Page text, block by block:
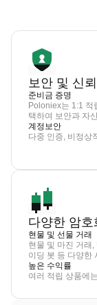
보안 및 신
준비금 증명
Poloniex는 1:1 적
택하여 보안과 자
계정보안
다중 인증, 비정상
다양한 암호
현물 및 선물 거래
현물 및 마진 거래
이딩 봇 등 다양한
높은 수익률
여러 적립 상품에